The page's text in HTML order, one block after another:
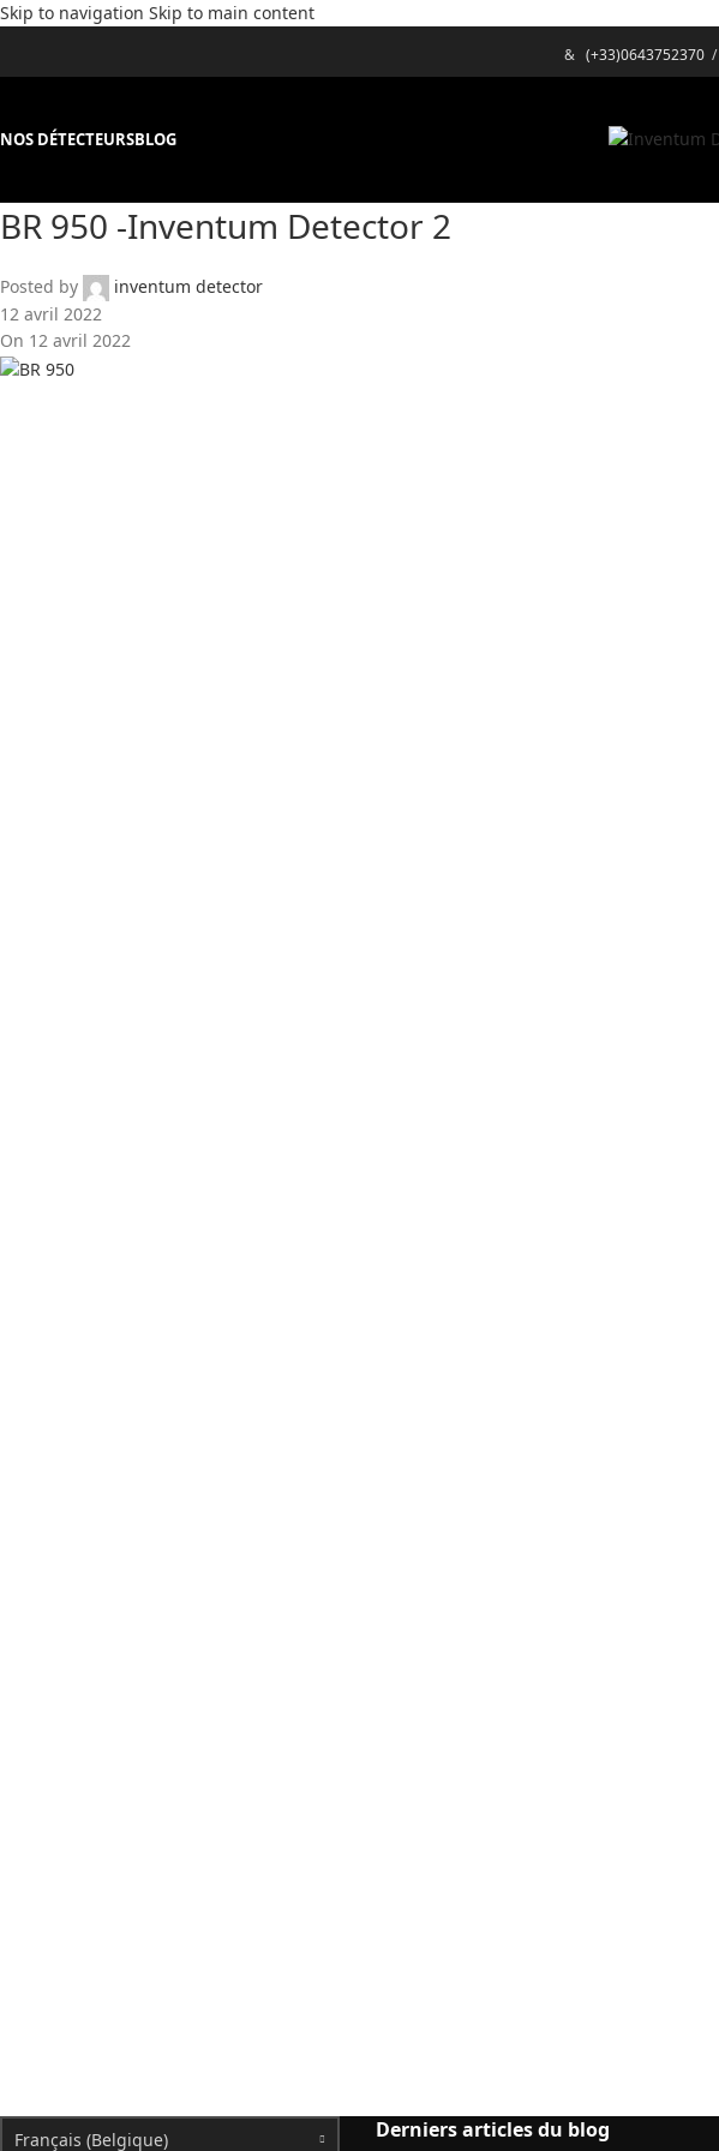
Skip to navigation Skip to main content
& (+33)0643752370/
NOS DÉTECTEURSBLOG
BR 950 -Inventum Detector 2
Posted by
inventum detector
12 avril 2022
On 12 avril 2022
Français (Belgique) Derniers articles du blog